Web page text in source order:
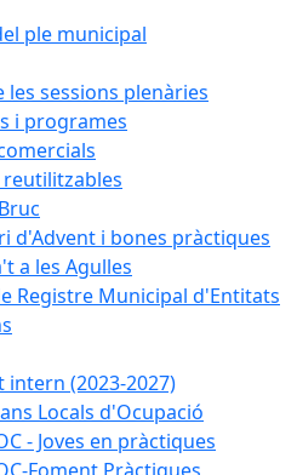
ple municipal
les sessions plenàries
i programes
reutilitzables
d'Advent i bones pràctiques
a les Agulles
Registre Municipal d'Entitats
intern (2023-2027)
Locals d'Ocupació
- Joves en pràctiques